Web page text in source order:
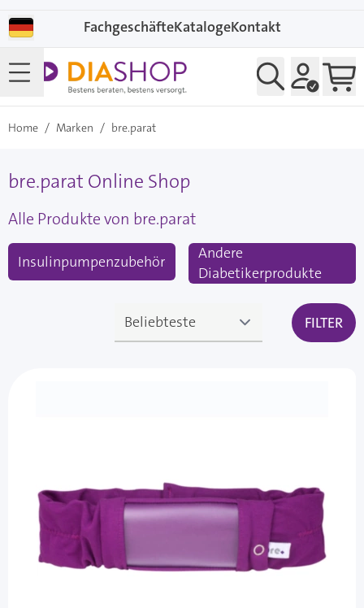
FachgeschäfteKatalogeKontakt
Home / Marken / bre.parat
bre.parat Online Shop
Alle Produkte von bre.parat
Insulinpumpenzubehör
Andere
Diabetikerprodukte
FILTER